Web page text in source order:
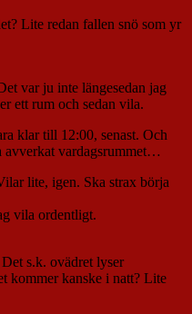
Lite redan fallen snö som yr
var ju inte längesedan jag
ett rum och sedan vila.
klar till 12:00, senast. Och
avverkat vardagsrummet…
lite, igen. Ska strax börja
vila ordentligt.
s.k. ovädret lyser
kommer kanske i natt? Lite